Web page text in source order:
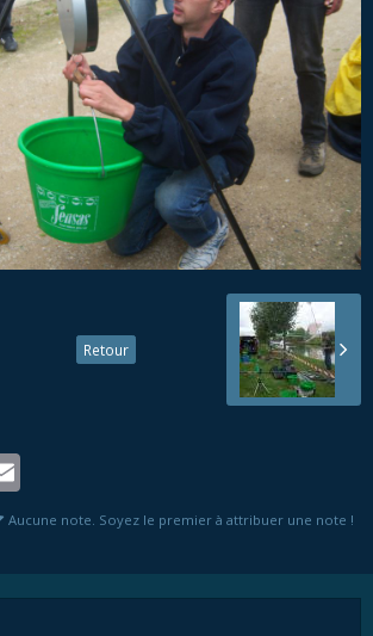
Retour
Aucune note. Soyez le premier à attribuer une note !